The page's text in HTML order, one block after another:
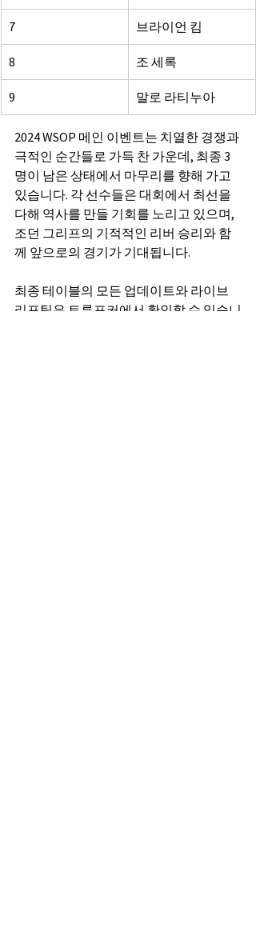
7 브라이언 킴
8 조 세록
9 말로 라티누아
2024 WSOP 메인 이벤트는 치열한 경쟁과
극적인 순간들로 가득 찬 가운데, 최종 3
명이 남은 상태에서 마무리를 향해 가고
있습니다. 각 선수들은 대회에서 최선을
다해 역사를 만들 기회를 노리고 있으며,
조던 그리프의 기적적인 리버 승리와 함
께 앞으로의 경기가 기대됩니다.
최종 테이블의 모든 업데이트와 라이브
리포팅은 트루포커에서 확인할 수 있습니